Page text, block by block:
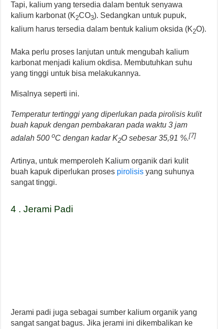
Tapi, kalium yang tersedia dalam bentuk senyawa
kalium karbonat (K2CO3). Sedangkan untuk pupuk,
kalium harus tersedia dalam bentuk kalium oksida (K2O).
Maka perlu proses lanjutan untuk mengubah kalium
karbonat menjadi kalium okdisa. Membutuhkan suhu
yang tinggi untuk bisa melakukannya.
Misalnya seperti ini.
Temperatur tertinggi yang diperlukan pada pirolisis kulit
buah kapuk dengan pembakaran pada waktu 3 jam
adalah 500oC dengan kadar K2O sebesar 35,91 %.[7]
Artinya, untuk memperoleh Kalium organik dari kulit
buah kapuk diperlukan proses pirolisis yang suhunya
sangat tinggi.
4 . Jerami Padi
Jerami padi juga sebagai sumber kalium organik yang
sangat sangat bagus. Jika jerami ini dikembalikan ke